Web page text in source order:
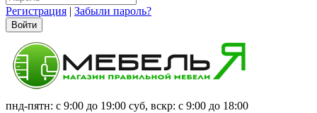
Регистрация | Забыли пароль?
Войти
пнд-пятн: с 9:00 до 19:00 суб, вскр: с 9:00 до 18:00